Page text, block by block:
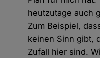
heutzutage auch
Zum Beispiel,
keinen Sinn gibt,
Zufall hier sind.